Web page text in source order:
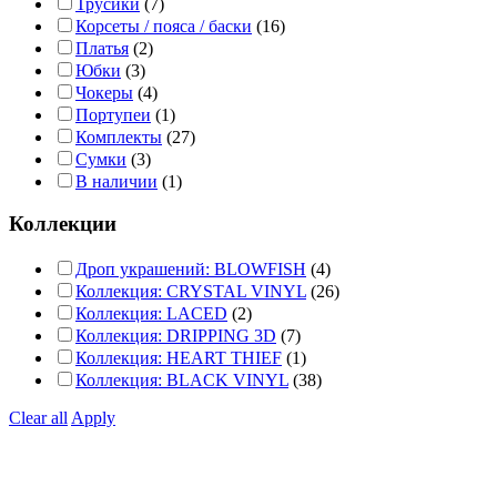
Корсеты / пояса / баски (16)
Платья (2)
Юбки (3)
Чокеры (4)
Портупеи (1)
Комплекты (27)
Сумки (3)
В наличии (1)
Коллекции
Дроп украшений: BLOWFISH (4)
Коллекция: CRYSTAL VINYL (26)
Коллекция: LACED (2)
Коллекция: DRIPPING 3D (7)
Коллекция: HEART THIEF (1)
Коллекция: BLACK VINYL (38)
Clear all Apply